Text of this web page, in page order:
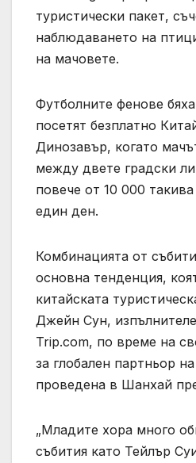
туристически пакет,
наблюдаването на
на мачовете.
Футболните фенове
посетят безплатно
Динозавър, когато
между двете градски
повече от 10 000
един ден.
Комбинацията от
основна тенденция,
китайската
Джейн Сун,
Trip.com, по време на
за глобален партньор
проведена в Шанхай
„Младите хора много
събития като Тейлър